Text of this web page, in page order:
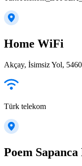
Home WiFi
Akçay, İsimsiz Yol,
Türk telekom
Poem